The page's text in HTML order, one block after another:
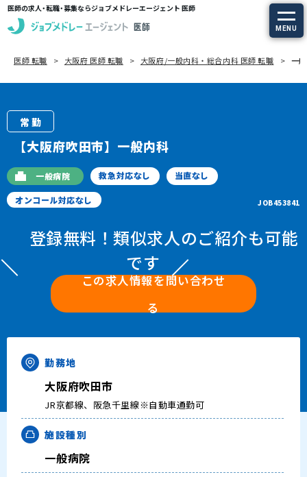
医師の求人・転職・募集ならジョブメドレーエージェント 医師
MENU
求人を探す
定期非常勤の求人
特集から探す
エージェントサービスTOP
サービスの流れ
医師の求人・転職Q&A
知りたい・聞きたい
転職成功事例
医師の転職マニュアル
医師 転職 大阪府 医師 転職 大阪府/一般内科・総合内科 医師 転職 一
常勤
【大阪府吹田市】一般内科
一般病院 救急対応なし 当直なし
オンコール対応なし JOB453841
登録無料！類似求人のご紹介も可能
です
この求人情報を問い合わせ
る
勤務地
大阪府吹田市
JR京都線、阪急千里線※自動車通勤可
施設種別
一般病院